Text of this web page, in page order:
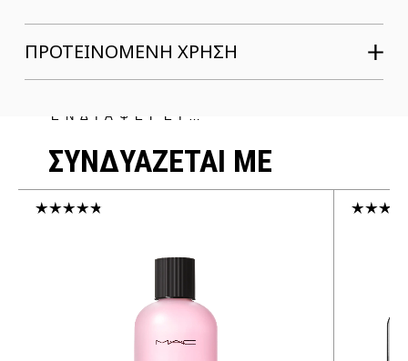
ΠΡΟΤΕΙΝΟΜΕΝΗ ΧΡΗΣΗ
ΕΝΔΙΑΦΕΡΕΙ…
ΣΥΝΔΥΑΖΕΤΑΙ ΜΕ